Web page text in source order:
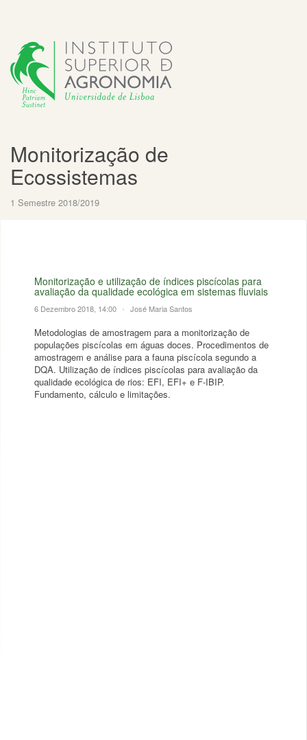
Monitorização de
Ecossistemas
1 Semestre 2018/2019
Monitorização e utilização de índices piscícolas para
avaliação da qualidade ecológica em sistemas fluviais
6 Dezembro 2018, 14:00 • José Maria Santos
Metodologias de amostragem para a monitorização de
populações piscícolas em águas doces. Procedimentos de
amostragem e análise para a fauna piscícola segundo a
DQA. Utilização de índices piscícolas para avaliação da
qualidade ecológica de rios: EFI, EFI+ e F-IBIP.
Fundamento, cálculo e limitações.